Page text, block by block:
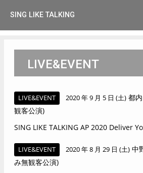
SING LIKE TALKING
LIVE&EVENT
LIVE&EVENT 2020 年 9 月 5 日 (土) 都
観客公演)
SING LIKE TALKING AP 2020 Deliver
LIVE&EVENT 2020 年 8 月 29 日 (土) 中
み無観客公演)